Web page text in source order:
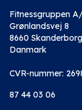
Fitnessgruppen
Grønlandsvej 8
8660 Skanderborg
Danmark
CVR-nummer:
87 44 03 06